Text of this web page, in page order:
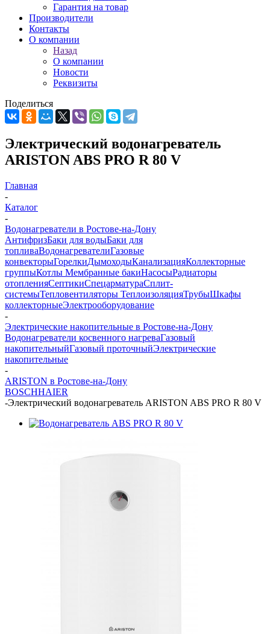
Гарантия на товар
Производители
Контакты
О компании
Назад
О компании
Новости
Реквизиты
Поделиться
Электрический водонагреватель
ARISTON ABS PRO R 80 V
Главная
-
Каталог
-
Водонагреватели в Ростове-на-Дону
АнтифризБаки для водыБаки для
топливаВодонагревателиГазовые
конвекторыГорелкиДымоходыКанализацияКоллекторные
группыКотлы Мембранные бакиНасосыРадиаторы
отопленияСептикиСпецарматураСплит-
системыТепловентиляторы ТеплоизоляцияТрубыШкафы
коллекторныеЭлектрооборудование
-
Электрические накопительные в Ростове-на-Дону
Водонагреватели косвенного нагреваГазовый
накопительныйГазовый проточныйЭлектрические
накопительные
-
ARISTON в Ростове-на-Дону
BOSCHHAIER
-Электрический водонагреватель ARISTON ABS PRO R 80 V